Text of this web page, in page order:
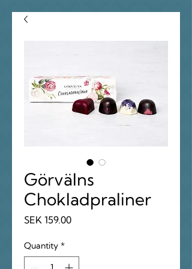
Görvälns
Chokladpraliner
SEK 159.00Price
Quantity *